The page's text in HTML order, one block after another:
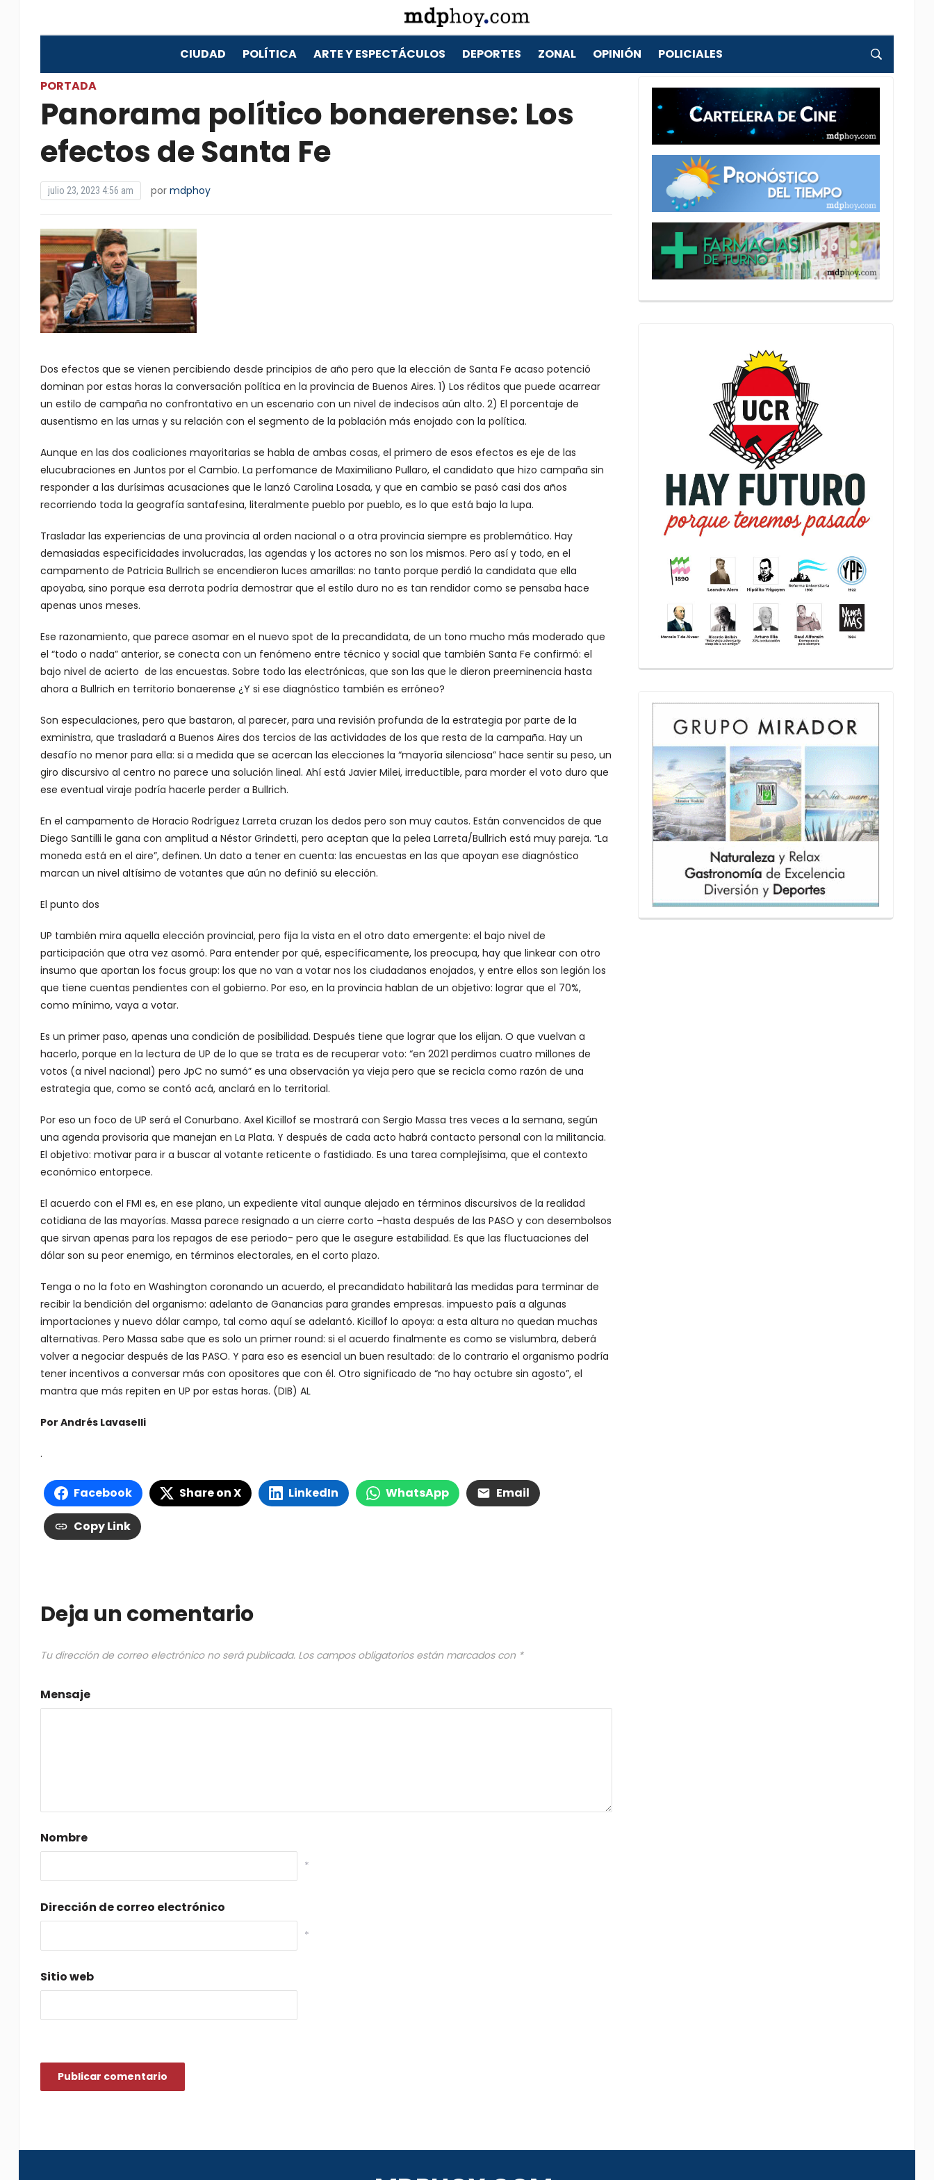
CIUDAD POLÍTICA ARTE Y ESPECTÁCULOS DEPORTES ZONAL OPINIÓN
POLICIALES
PORTADA
Panorama político bonaerense: Los
efectos de Santa Fe
julio 23, 2023 4:56 am por mdphoy
Dos efectos que se vienen percibiendo desde principios de año pero que la elección de Santa Fe acaso potenció
dominan por estas horas la conversación política en la provincia de Buenos Aires. 1) Los réditos que puede acarrear
un estilo de campaña no confrontativo en un escenario con un nivel de indecisos aún alto. 2) El porcentaje de
ausentismo en las urnas y su relación con el segmento de la población más enojado con la política.
Aunque en las dos coaliciones mayoritarias se habla de ambas cosas, el primero de esos efectos es eje de las
elucubraciones en Juntos por el Cambio. La perfomance de Maximiliano Pullaro, el candidato que hizo campaña sin
responder a las durísimas acusaciones que le lanzó Carolina Losada, y que en cambio se pasó casi dos años
recorriendo toda la geografía santafesina, literalmente pueblo por pueblo, es lo que está bajo la lupa.
Trasladar las experiencias de una provincia al orden nacional o a otra provincia siempre es problemático. Hay
demasiadas especificidades involucradas, las agendas y los actores no son los mismos. Pero así y todo, en el
campamento de Patricia Bullrich se encendieron luces amarillas: no tanto porque perdió la candidata que ella
apoyaba, sino porque esa derrota podría demostrar que el estilo duro no es tan rendidor como se pensaba hace
apenas unos meses.
Ese razonamiento, que parece asomar en el nuevo spot de la precandidata, de un tono mucho más moderado que
el “todo o nada” anterior, se conecta con un fenómeno entre técnico y social que también Santa Fe confirmó: el
bajo nivel de acierto de las encuestas. Sobre todo las electrónicas, que son las que le dieron preeminencia hasta
ahora a Bullrich en territorio bonaerense ¿Y si ese diagnóstico también es erróneo?
Son especulaciones, pero que bastaron, al parecer, para una revisión profunda de la estrategia por parte de la
exministra, que trasladará a Buenos Aires dos tercios de las actividades de los que resta de la campaña. Hay un
desafío no menor para ella: si a medida que se acercan las elecciones la “mayoría silenciosa” hace sentir su peso, un
giro discursivo al centro no parece una solución lineal. Ahí está Javier Milei, irreductible, para morder el voto duro que
ese eventual viraje podría hacerle perder a Bullrich.
En el campamento de Horacio Rodríguez Larreta cruzan los dedos pero son muy cautos. Están convencidos de que
Diego Santilli le gana con amplitud a Néstor Grindetti, pero aceptan que la pelea Larreta/Bullrich está muy pareja. “La
moneda está en el aire”, definen. Un dato a tener en cuenta: las encuestas en las que apoyan ese diagnóstico
marcan un nivel altísimo de votantes que aún no definió su elección.
El punto dos
UP también mira aquella elección provincial, pero fija la vista en el otro dato emergente: el bajo nivel de
participación que otra vez asomó. Para entender por qué, específicamente, los preocupa, hay que linkear con otro
insumo que aportan los focus group: los que no van a votar nos los ciudadanos enojados, y entre ellos son legión los
que tiene cuentas pendientes con el gobierno. Por eso, en la provincia hablan de un objetivo: lograr que el 70%,
como mínimo, vaya a votar.
Es un primer paso, apenas una condición de posibilidad. Después tiene que lograr que los elijan. O que vuelvan a
hacerlo, porque en la lectura de UP de lo que se trata es de recuperar voto: “en 2021 perdimos cuatro millones de
votos (a nivel nacional) pero JpC no sumó” es una observación ya vieja pero que se recicla como razón de una
estrategia que, como se contó acá, anclará en lo territorial.
Por eso un foco de UP será el Conurbano. Axel Kicillof se mostrará con Sergio Massa tres veces a la semana, según
una agenda provisoria que manejan en La Plata. Y después de cada acto habrá contacto personal con la militancia.
El objetivo: motivar para ir a buscar al votante reticente o fastidiado. Es una tarea complejísima, que el contexto
económico entorpece.
El acuerdo con el FMI es, en ese plano, un expediente vital aunque alejado en términos discursivos de la realidad
cotidiana de las mayorías. Massa parece resignado a un cierre corto –hasta después de las PASO y con desembolsos
que sirvan apenas para los repagos de ese periodo- pero que le asegure estabilidad. Es que las fluctuaciones del
dólar son su peor enemigo, en términos electorales, en el corto plazo.
Tenga o no la foto en Washington coronando un acuerdo, el precandidato habilitará las medidas para terminar de
recibir la bendición del organismo: adelanto de Ganancias para grandes empresas. impuesto país a algunas
importaciones y nuevo dólar campo, tal como aquí se adelantó. Kicillof lo apoya: a esta altura no quedan muchas
alternativas. Pero Massa sabe que es solo un primer round: si el acuerdo finalmente es como se vislumbra, deberá
volver a negociar después de las PASO. Y para eso es esencial un buen resultado: de lo contrario el organismo podría
tener incentivos a conversar más con opositores que con él. Otro significado de “no hay octubre sin agosto”, el
mantra que más repiten en UP por estas horas. (DIB) AL
Por Andrés Lavaselli
.
Facebook Share on X LinkedIn WhatsApp Email
Copy Link
Deja un comentario
Tu dirección de correo electrónico no será publicada. Los campos obligatorios están marcados con *
Mensaje
Nombre
*
Dirección de correo electrónico
*
Sitio web